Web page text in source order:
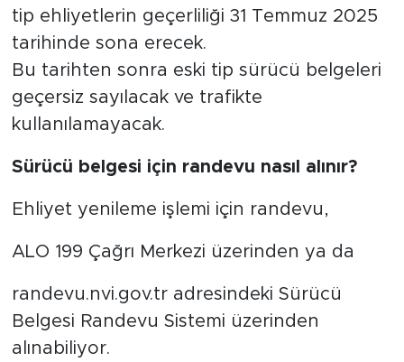
tip ehliyetlerin geçerliliği 31 Temmuz 2025
tarihinde sona erecek.
Bu tarihten sonra eski tip sürücü belgeleri
geçersiz sayılacak ve trafikte
kullanılamayacak.
Sürücü belgesi için randevu nasıl alınır?
Ehliyet yenileme işlemi için randevu,
ALO 199 Çağrı Merkezi üzerinden ya da
randevu.nvi.gov.tr adresindeki Sürücü
Belgesi Randevu Sistemi üzerinden
alınabiliyor.